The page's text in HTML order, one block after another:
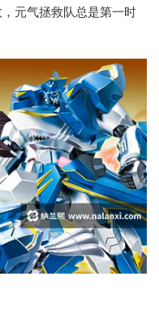
元气拯救队总是第一时